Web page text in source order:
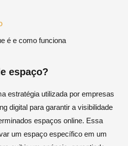
é e como funciona
espaço?
estratégia utilizada por empresas
digital para garantir a visibilidade
espaços online. Essa
um espaço específico em um